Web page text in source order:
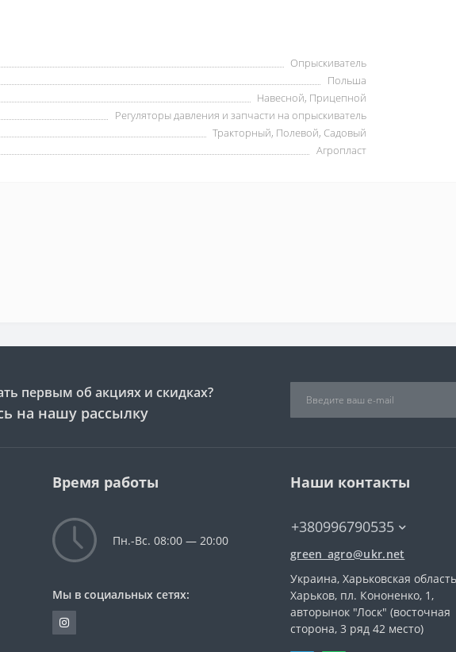
Опрыскиватель
Польша
Навесной, Прицепной
Регуляторы давления и запчасти на опрыскиватель
Тракторный, Полевой, Садовый
Агропласт
первым об акциях и скидках?
на нашу рассылку
Время работы
Пн.-Вс. 08:00 — 20:00
Мы в социальных сетях:
Наши контакты
+380996790535
green_agro@ukr.net
Украина, Харьковская
Харьков, пл. Кононенко, 1,
авторынок "Лоск" (восточная
сторона, 3 ряд 42 место)